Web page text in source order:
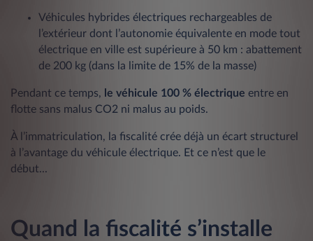
Véhicules hybrides électriques rechargeables de
l’extérieur dont l’autonomie équivalente en mode tout
électrique en ville est supérieure à 50 km : abattement
de 200 kg (dans la limite de 15% de la masse)
Pendant ce temps, le véhicule 100 % électrique entre en
flotte sans malus CO2 ni malus au poids.
À l’immatriculation, la fiscalité crée déjà un écart structurel
à l’avantage du véhicule électrique. Et ce n’est que le
début...
Quand la fiscalité s’installe